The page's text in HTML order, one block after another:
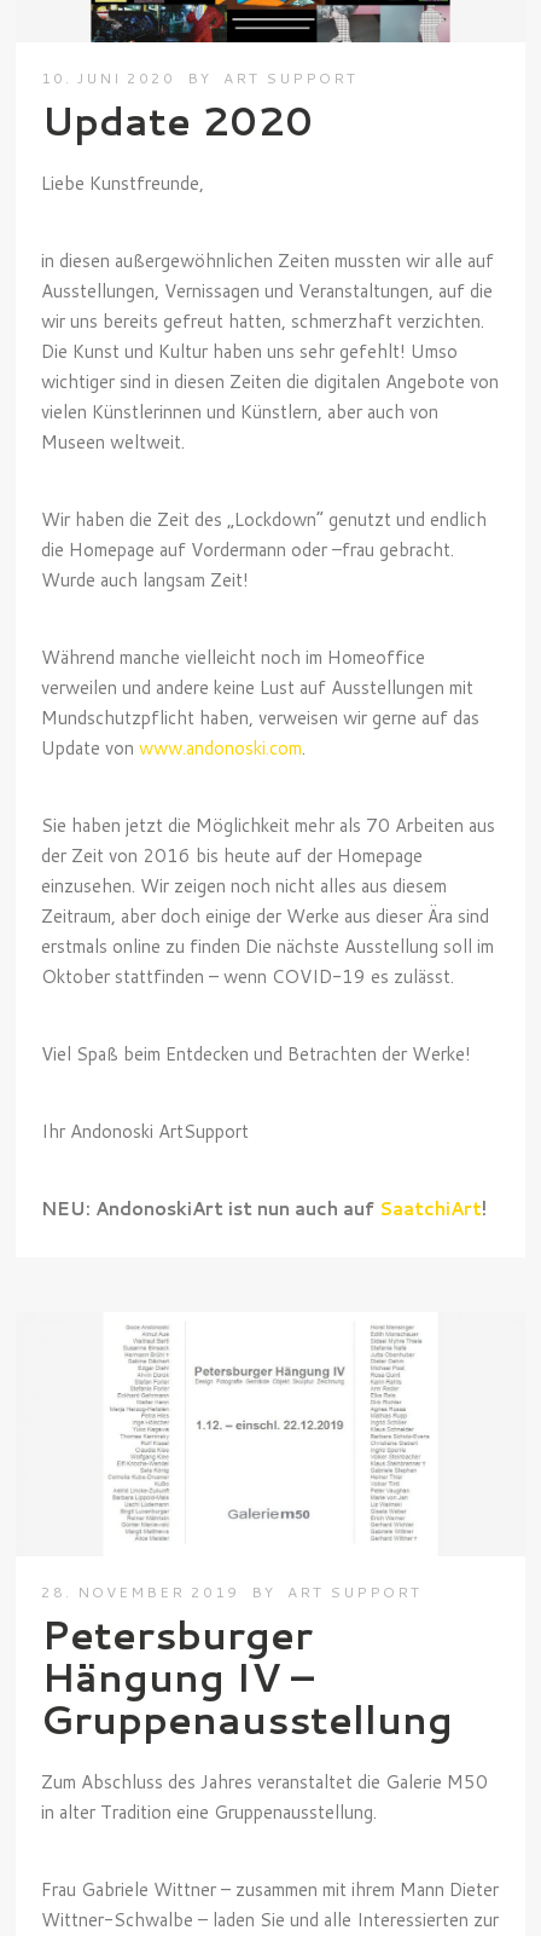
10. JUNI 2020 BY ART SUPPORT
Update 2020
Liebe Kunstfreunde,
in diesen außergewöhnlichen Zeiten mussten wir alle auf
Ausstellungen, Vernissagen und Veranstaltungen, auf die
wir uns bereits gefreut hatten, schmerzhaft verzichten.
Die Kunst und Kultur haben uns sehr gefehlt! Umso
wichtiger sind in diesen Zeiten die digitalen Angebote von
vielen Künstlerinnen und Künstlern, aber auch von
Museen weltweit.
Wir haben die Zeit des „Lockdown“ genutzt und endlich
die Homepage auf Vordermann oder –frau gebracht.
Wurde auch langsam Zeit!
Während manche vielleicht noch im Homeoffice
verweilen und andere keine Lust auf Ausstellungen mit
Mundschutzpflicht haben, verweisen wir gerne auf das
Update vonwww.andonoski.com.
Sie haben jetzt die Möglichkeit mehr als 70 Arbeiten aus
der Zeit von 2016 bis heute auf der Homepage
einzusehen. Wir zeigen noch nicht alles aus diesem
Zeitraum, aber doch einige der Werke aus dieser Ära sind
erstmals online zu finden Die nächste Ausstellung soll im
Oktober stattfinden – wenn COVID-19 es zulässt.
Viel Spaß beim Entdecken und Betrachten der Werke!
Ihr Andonoski ArtSupport
NEU: AndonoskiArt ist nun auch auf SaatchiArt!
28. NOVEMBER 2019 BY ART SUPPORT
Petersburger
Hängung IV –
Gruppenausstellung
Zum Abschluss des Jahres veranstaltet die Galerie M50
in alter Tradition eine Gruppenausstellung.
Frau Gabriele Wittner – zusammen mit ihrem Mann Dieter
Wittner-Schwalbe – laden Sie und alle Interessierten zur